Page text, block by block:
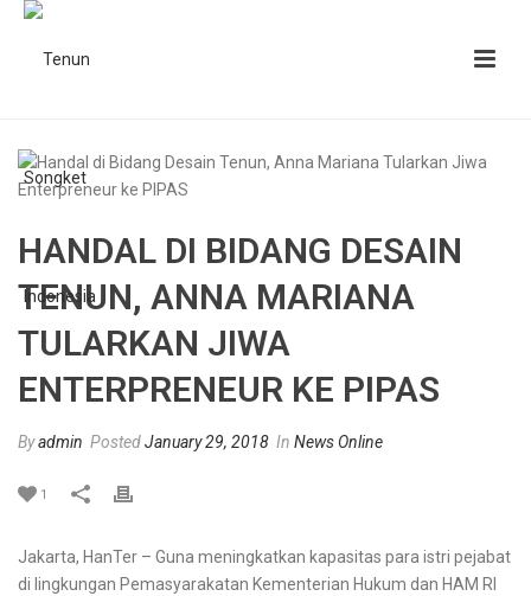
HANDAL DI BIDANG DESAIN
TENUN, ANNA MARIANA
TULARKAN JIWA
ENTERPRENEUR KE PIPAS
Byadmin PostedJanuary 29, 2018 In News Online
1
Jakarta, HanTer – Guna meningkatkan kapasitas para istri pejabat
di lingkungan Pemasyarakatan Kementerian Hukum dan HAM RI